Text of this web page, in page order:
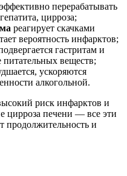
перерабатывать
цирроза;
реагирует скачками
вероятность инфарктов;
гастритам и
питательных веществ;
ускоряются
алкогольной.
риск инфарктов и
цирроза печени — все эти
продолжительность и